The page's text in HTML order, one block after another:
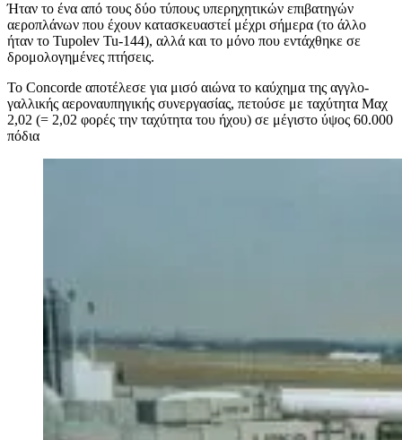
Ήταν το ένα από τους δύο τύπους υπερηχητικών επιβατηγών
αεροπλάνων που έχουν κατασκευαστεί μέχρι σήμερα (το άλλο
ήταν το Tupolev Tu-144), αλλά και το μόνο που εντάχθηκε σε
δρομολογημένες πτήσεις.
Το Concorde αποτέλεσε για μισό αιώνα το καύχημα της αγγλο-
γαλλικής αεροναυπηγικής συνεργασίας, πετούσε με ταχύτητα Μαχ
2,02 (= 2,02 φορές την ταχύτητα του ήχου) σε μέγιστο ύψος 60.000
πόδια